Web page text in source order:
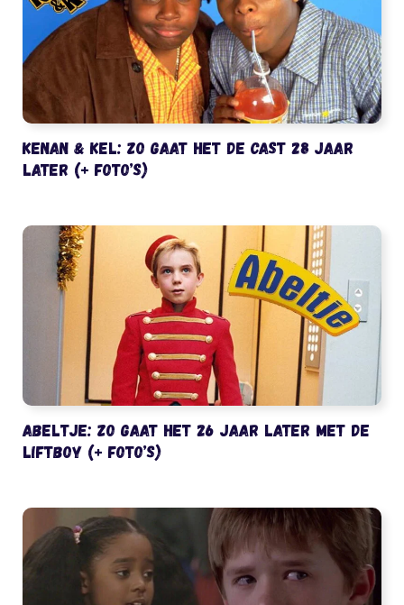
Kenan & Kel: zo gaat het de cast 28 jaar
later (+ foto’s)
Abeltje: zo gaat het 26 jaar later met de
liftboy (+ foto’s)